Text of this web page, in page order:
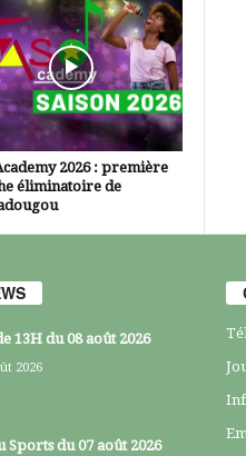
2026 : première
éliminatoire de
13H du 08 août 2026
2026
Sports du 07 août 2026